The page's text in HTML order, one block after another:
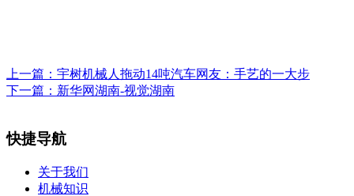
上一篇： 宇树机械人拖动14吨汽车网友：手艺的一大步
下一篇： 新华网湖南-视觉湖南
快捷导航
关于我们
机械知识